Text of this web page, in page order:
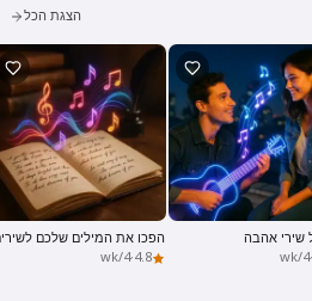
הצגת הכל
שירי אהבה
·
4/wk
הפכו את המילים שלכם
4.8
·
4/wk
היי 👋
שירים, לכתוב שירים
🥰